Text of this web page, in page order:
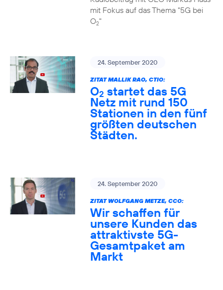
mit Fokus auf das Thema "5G bei
O2"
24. September 2020
ZITAT MALLIK RAO, CTIO:
O2 startet das 5G
Netz mit rund 150
Stationen in den fünf
größten deutschen
Städten.
24. September 2020
ZITAT WOLFGANG METZE, CCO:
Wir schaffen für
unsere Kunden das
attraktivste 5G-
Gesamtpaket am
Markt